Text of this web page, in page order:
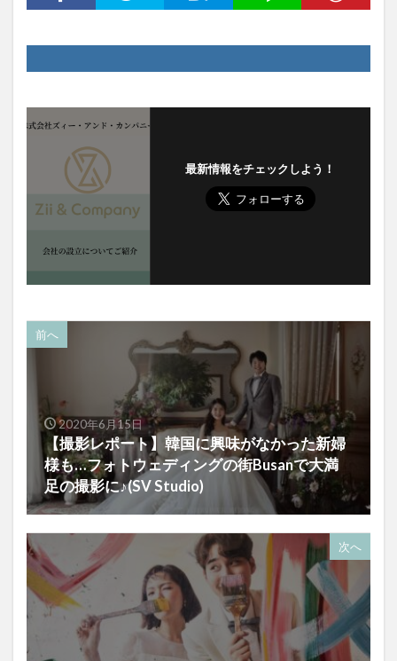
最新情報をチェックしよう！
前へ
2020年6月15日
【撮影レポート】韓国に興味がなかった新婦
様も…フォトウェディングの街Busanで大満
足の撮影に♪(SV Studio)
次へ